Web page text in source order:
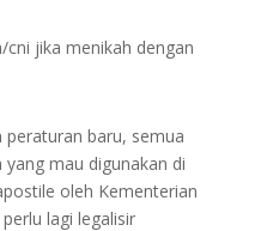
jika menikah dengan
peraturan baru, semua
mau digunakan di
oleh Kementerian
lagi legalisir